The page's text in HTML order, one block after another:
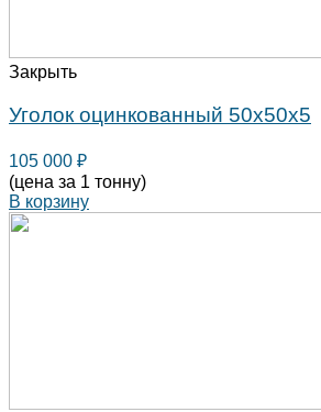
Закрыть
Уголок оцинкованный 50х50х5
105 000 ₽
(цена за 1 тонну)
В корзину